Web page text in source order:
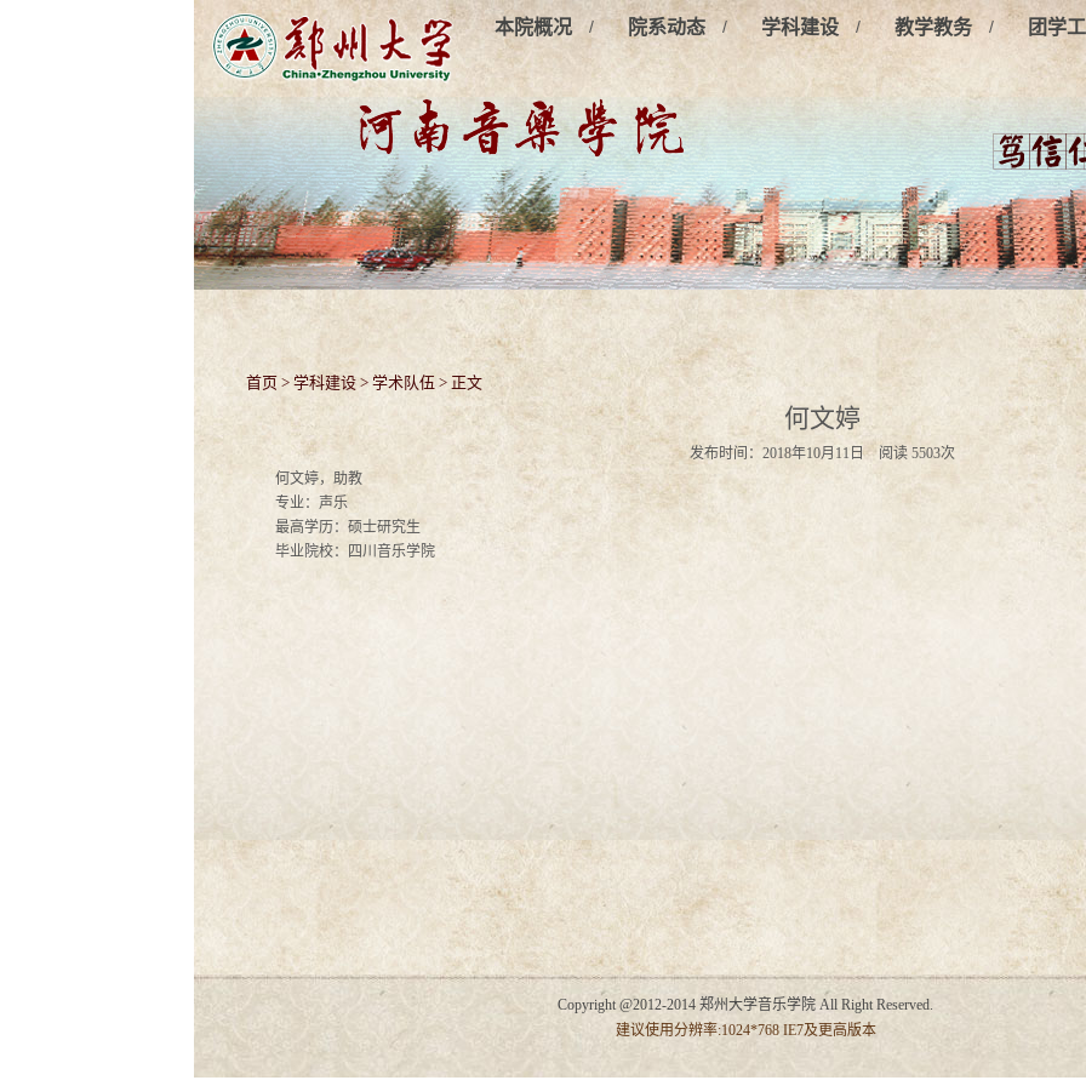
本院概况 / 院系动态 / 学科建设 / 教学教务 / 团学
首页 > 学科建设 > 学术队伍 > 正文
何文婷
发布时间：2018年10月11日 阅读 5503次
何文婷，助教
专业：声乐
最高学历：硕士研究生
毕业院校：四川音乐学院
Copyright @2012-2014 郑州大学音乐学院 All Right Reserved.
建议使用分辨率:1024*768 IE7及更高版本